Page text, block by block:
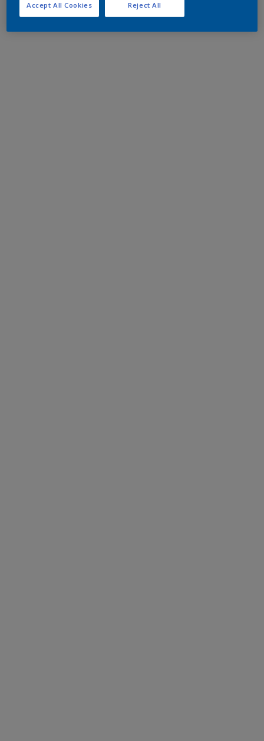
Reject All
Accept All Cookies